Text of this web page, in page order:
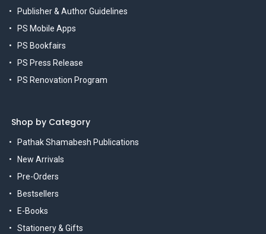
Publisher & Author Guidelines
PS Mobile Apps
PS Bookfairs
PS Press Release
PS Renovation Program
Shop by Category
Pathak Shamabesh Publications
New Arrivals
Pre-Orders
Bestsellers
E-Books
Stationery & Gifts